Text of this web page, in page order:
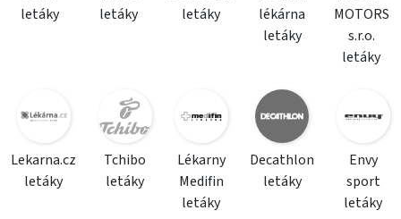
letáky
letáky
letáky
lékárna
letáky
MOTORS
s.r.o.
letáky
Lekarna.cz
letáky
Tchibo
letáky
Lékarny
Medifin
letáky
Decathlon
letáky
Envy
sport
letáky